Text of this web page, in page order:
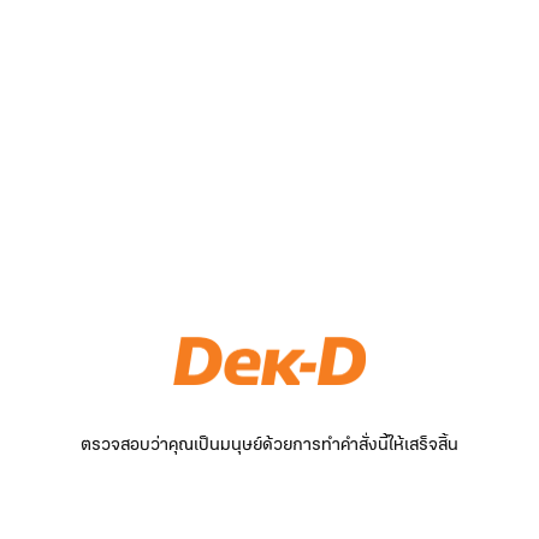
ตรวจสอบว่าคุณเป็นมนุษย์ด้วยการทำคำสั่งนี้ให้เสร็จสิ้น